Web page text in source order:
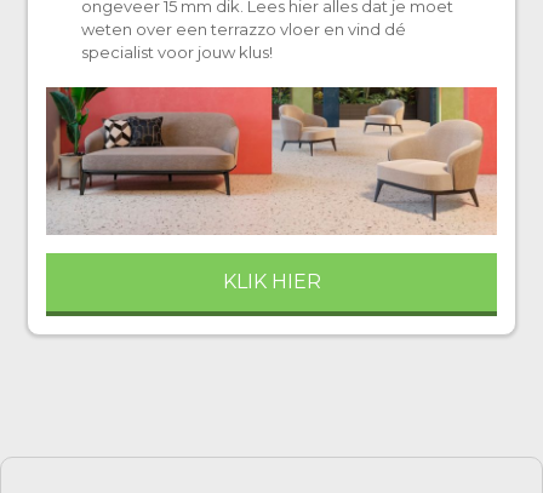
ongeveer 15 mm dik. Lees hier alles dat je moet
weten over een terrazzo vloer en vind dé
specialist voor jouw klus!
KLIK HIER